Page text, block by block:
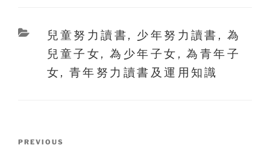
Categories
兒童努力讀書, 少年努力讀書 , 為
兒童子女,為少年子女 ,為青年子
女, 青年努力讀書及運用知識
Previous
PREVIOUS